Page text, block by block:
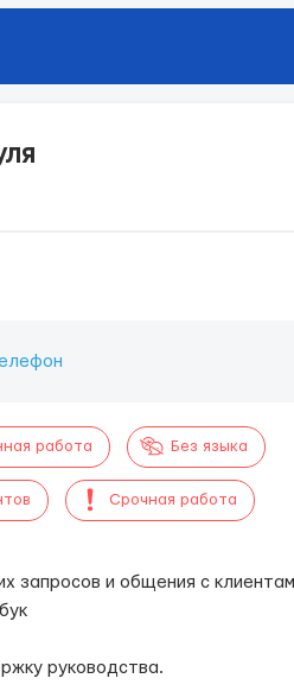
работа Без языка
Срочная работа
запросов и общения с
руководства.